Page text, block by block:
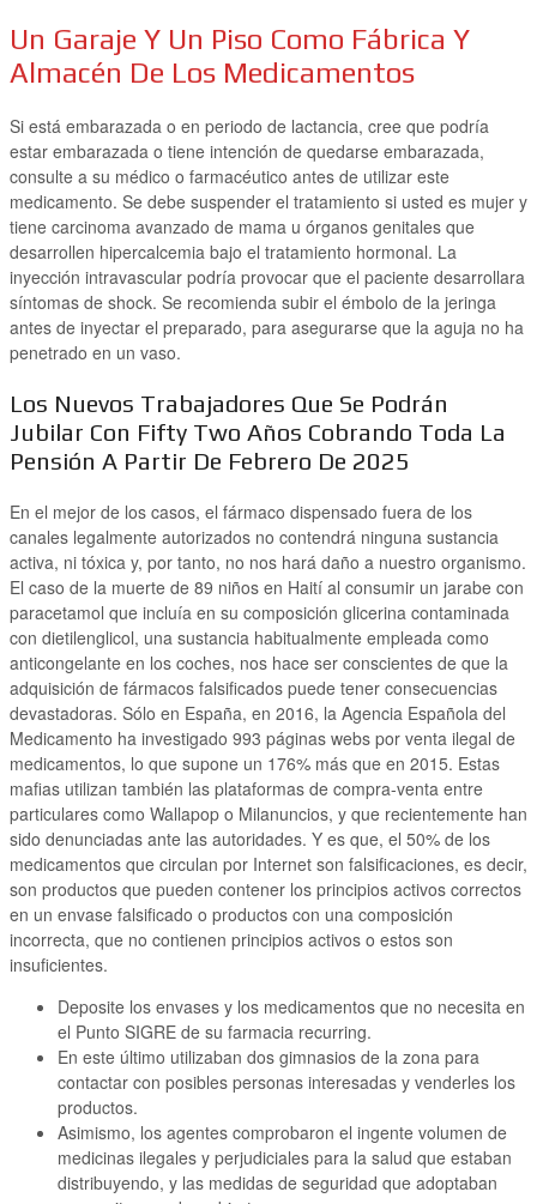
Un Garaje Y Un Piso Como Fábrica Y
Almacén De Los Medicamentos
Si está embarazada o en periodo de lactancia, cree que podría
estar embarazada o tiene intención de quedarse embarazada,
consulte a su médico o farmacéutico antes de utilizar este
medicamento. Se debe suspender el tratamiento si usted es mujer y
tiene carcinoma avanzado de mama u órganos genitales que
desarrollen hipercalcemia bajo el tratamiento hormonal. La
inyección intravascular podría provocar que el paciente desarrollara
síntomas de shock. Se recomienda subir el émbolo de la jeringa
antes de inyectar el preparado, para asegurarse que la aguja no ha
penetrado en un vaso.
Los Nuevos Trabajadores Que Se Podrán
Jubilar Con Fifty Two Años Cobrando Toda La
Pensión A Partir De Febrero De 2025
En el mejor de los casos, el fármaco dispensado fuera de los
canales legalmente autorizados no contendrá ninguna sustancia
activa, ni tóxica y, por tanto, no nos hará daño a nuestro organismo.
El caso de la muerte de 89 niños en Haití al consumir un jarabe con
paracetamol que incluía en su composición glicerina contaminada
con dietilenglicol, una sustancia habitualmente empleada como
anticongelante en los coches, nos hace ser conscientes de que la
adquisición de fármacos falsificados puede tener consecuencias
devastadoras. Sólo en España, en 2016, la Agencia Española del
Medicamento ha investigado 993 páginas webs por venta ilegal de
medicamentos, lo que supone un 176% más que en 2015. Estas
mafias utilizan también las plataformas de compra-venta entre
particulares como Wallapop o Milanuncios, y que recientemente han
sido denunciadas ante las autoridades. Y es que, el 50% de los
medicamentos que circulan por Internet son falsificaciones, es decir,
son productos que pueden contener los principios activos correctos
en un envase falsificado o productos con una composición
incorrecta, que no contienen principios activos o estos son
insuficientes.
Deposite los envases y los medicamentos que no necesita en
el Punto SIGRE de su farmacia recurring.
En este último utilizaban dos gimnasios de la zona para
contactar con posibles personas interesadas y venderles los
productos.
Asimismo, los agentes comprobaron el ingente volumen de
medicinas ilegales y perjudiciales para la salud que estaban
distribuyendo, y las medidas de seguridad que adoptaban